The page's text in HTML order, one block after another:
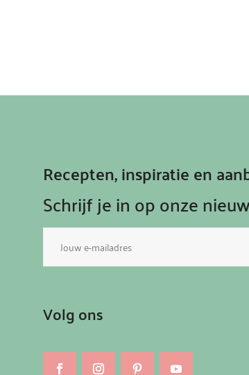
Recepten, inspiratie en
Schrijf je in op onze
E-
mailadres
Volg ons